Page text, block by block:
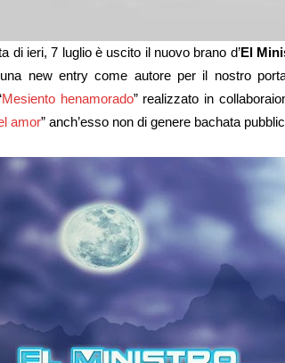
di ieri, 7 luglio è uscito il nuovo brano d’El
new entry come autore per il nostro
Mesiento henamorado” realizzato in
amor” anch’esso non di genere bachata